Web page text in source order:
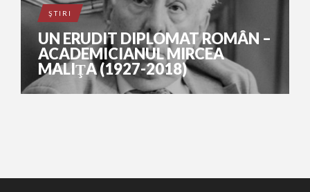
ŞTIRI
UN ERUDIT DIPLOMAT ROMÂN –
ACADEMICIANUL MIRCEA
MALIŢA (1927-2018)